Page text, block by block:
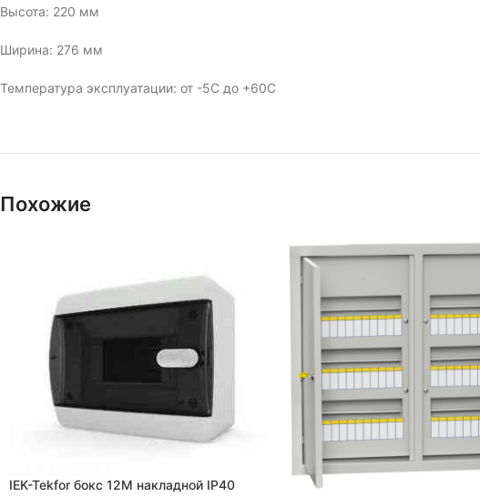
Высота: 220 мм
Ширина: 276 мм
Температура эксплуатации: от -5С до +60С
Похожие
IEK-Tekfor бокс 12М накладной IP40